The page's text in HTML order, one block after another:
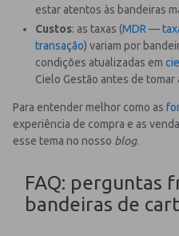
estar atentos às bandeiras
Custos: as taxas (MDR —
transação) variam por
condições atualizadas em
Cielo Gestão antes de tomar
Para entender melhor como as
experiência de compra e as
esse tema no nosso blog.
FAQ: perguntas
bandeiras de